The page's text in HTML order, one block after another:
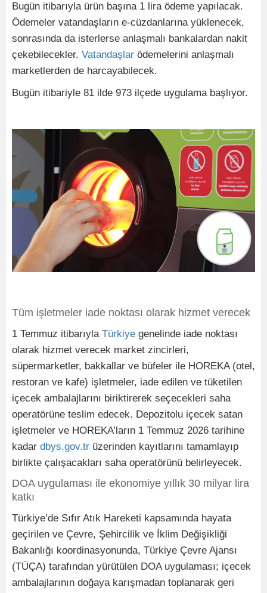
Bugün itibarıyla ürün başına 1 lira ödeme yapılacak.
Ödemeler vatandaşların e-cüzdanlarına yüklenecek,
sonrasında da isterlerse anlaşmalı bankalardan nakit
çekebilecekler. Vatandaşlar ödemelerini anlaşmalı
marketlerden de harcayabilecek.
Bugün itibariyle 81 ilde 973 ilçede uygulama başlıyor.
Tüm işletmeler iade noktası olarak hizmet verecek
1 Temmuz itibarıyla Türkiye genelinde iade noktası
olarak hizmet verecek market zincirleri,
süpermarketler, bakkallar ve büfeler ile HOREKA (otel,
restoran ve kafe) işletmeler, iade edilen ve tüketilen
içecek ambalajlarını biriktirerek seçecekleri saha
operatörüne teslim edecek. Depozitolu içecek satan
işletmeler ve HOREKA’ların 1 Temmuz 2026 tarihine
kadar dbys.gov.tr üzerinden kayıtlarını tamamlayıp
birlikte çalışacakları saha operatörünü belirleyecek.
DOA uygulaması ile ekonomiye yıllık 30 milyar lira
katkı
Türkiye’de Sıfır Atık Hareketi kapsamında hayata
geçirilen ve Çevre, Şehircilik ve İklim Değişikliği
Bakanlığı koordinasyonunda, Türkiye Çevre Ajansı
(TÜÇA) tarafından yürütülen DOA uygulaması; içecek
ambalajlarının doğaya karışmadan toplanarak geri